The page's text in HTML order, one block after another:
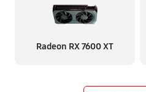
Radeon RX 7600 XT